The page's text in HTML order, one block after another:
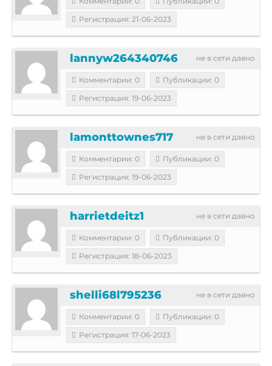
Регистрация: 21-06-2023
не в сети давно
lannyw264340746
Комментарии: 0
Публикации: 0
Регистрация: 19-06-2023
не в сети давно
lamonttownes717
Комментарии: 0
Публикации: 0
Регистрация: 19-06-2023
не в сети давно
harrietdeitz1
Комментарии: 0
Публикации: 0
Регистрация: 18-06-2023
не в сети давно
shelli68l795236
Комментарии: 0
Публикации: 0
Регистрация: 17-06-2023